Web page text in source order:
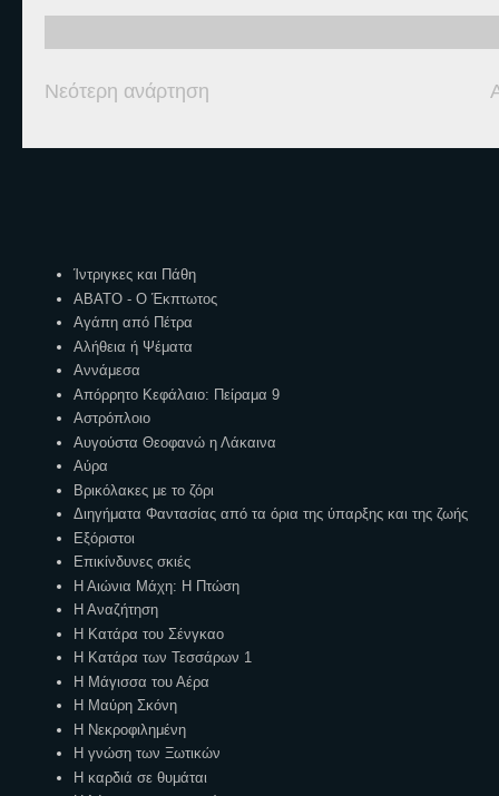
Νεότερη ανάρτηση
Ίντριγκες και Πάθη
ΑΒΑΤΟ - Ο Έκπτωτος
Αγάπη από Πέτρα
Αλήθεια ή Ψέματα
Αννάμεσα
Απόρρητο Κεφάλαιο: Πείραμα 9
Αστρόπλοιο
Αυγούστα Θεοφανώ η Λάκαινα
Αύρα
Βρικόλακες με το ζόρι
Διηγήματα Φαντασίας από τα όρια της ύπαρξης και της ζωής
Εξόριστοι
Επικίνδυνες σκιές
Η Αιώνια Μάχη: Η Πτώση
Η Αναζήτηση
Η Κατάρα του Σένγκαο
Η Κατάρα των Τεσσάρων 1
Η Μάγισσα του Αέρα
Η Μαύρη Σκόνη
Η Νεκροφιλημένη
Η γνώση των Ξωτικών
Η καρδιά σε θυμάται